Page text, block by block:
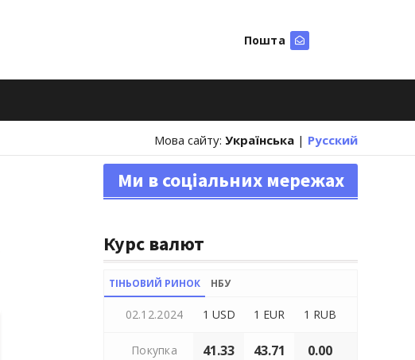
Пошта
Мова сайту: Українська | Русский
Ми в соціальних мережах
Курс валют
ТІНЬОВИЙ РИНОК НБУ
02.12.2024 1 USD 1 EUR 1 RUB
Покупка 41.33 43.71 0.00